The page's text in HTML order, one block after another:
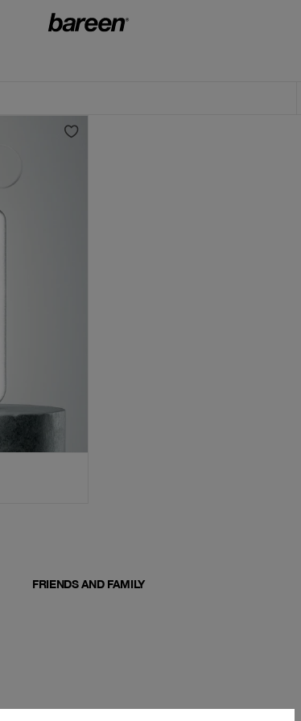
FRIENDS AND FAMILY